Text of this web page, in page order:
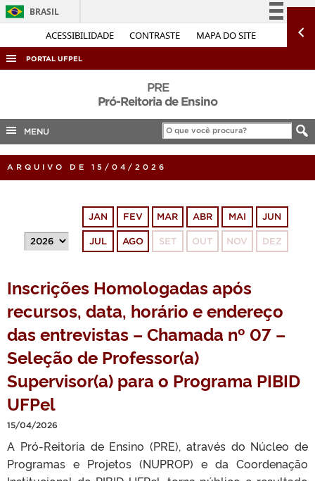
ACESSIBILIDADE CONTRASTE MAPA DO SITE
BRASIL
Simplifique!
Acesso à informação
Legislação
Canais
PORTAL UFPEL
COBALTO
CONCURSOS
PORTARIAS
PRE
Pró-Reitoria de Ensino
MENU
ARQUIVO DE 15/04/2026
JAN FEV MAR ABR MAI JUN
JUL AGO SET OUT NOV DEZ
Inscrições Homologadas após
recursos, data, horário e endereço
das entrevistas – Chamada nº 07 –
Seleção de Professor(a)
Supervisor(a) para o Programa PIBID
UFPel
15/04/2026
A Pró-Reitoria de Ensino (PRE), através do Núcleo de
Programas e Projetos (NUPROP) e da Coordenação